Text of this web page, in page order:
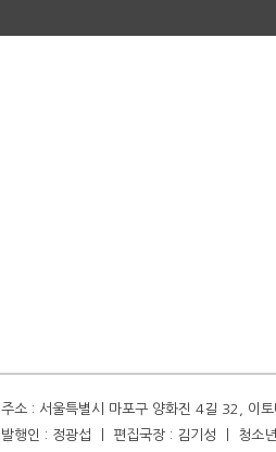
주소 : 서울특별시 마포구 양화진 4길 32, 이
발행인 : 정광섭 ㅣ 편집국장 : 김기성 ㅣ 청